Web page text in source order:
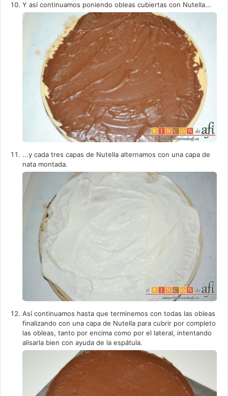
Y así continuamos poniendo obleas cubiertas con Nutella...
...y cada tres capas de Nutella alternamos con una capa de
nata montada.
Así continuamos hasta que terminemos con todas las obleas
finalizando con una capa de Nutella para cubrir por completo
las obleas, tanto por encima como por el lateral, intentando
alisarla bien con ayuda de la espátula.